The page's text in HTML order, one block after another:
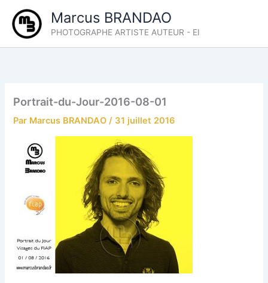
contenu
Marcus BRANDAO
PHOTOGRAPHE ARTISTE AUTEUR - EI
Portrait-du-Jour-2016-08-01
Par Marcus BRANDAO/ 31 juillet 2016